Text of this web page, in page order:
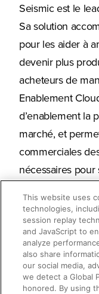
Seismic est le
Sa solution
pour les aider à
devenir plus
acheteurs de
Enablement
d’enablement la
marché, et
commerciales
nécessaires
startups, plus de
monde font
Seismic se
également des
Europe, et en
This website uses
technologies,
session replay
and JavaScript to
analyze
also share
our social media,
we detect a Global
honored. By using